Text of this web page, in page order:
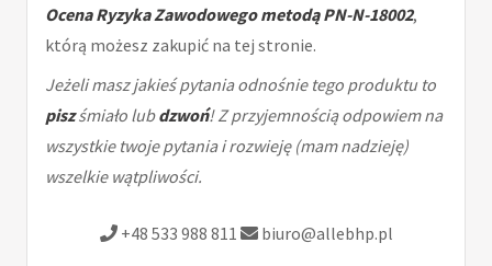
Ocena Ryzyka Zawodowego metodą PN-N-18002,
którą możesz zakupić na tej stronie.
Jeżeli masz jakieś pytania odnośnie tego produktu to
piszśmiało lubdzwoń! Z przyjemnością odpowiem na
wszystkie twoje pytania i rozwieję (mam nadzieję)
wszelkie wątpliwości.
+48 533 988 811 biuro@allebhp.pl